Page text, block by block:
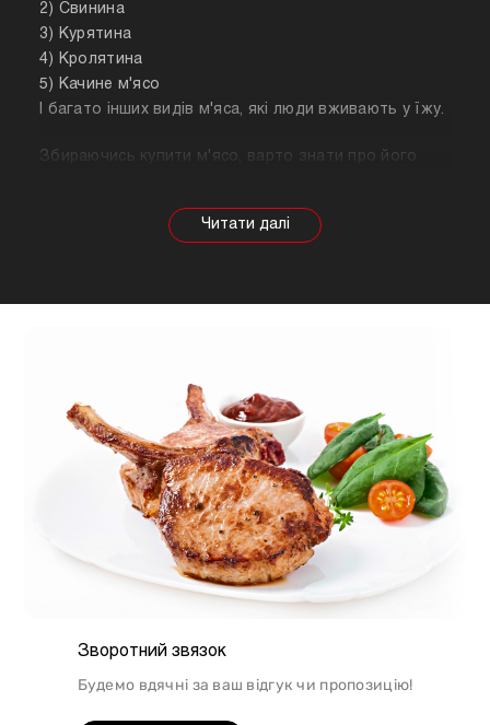
2) Свинина
3) Курятина
4) Кролятина
5) Качине м'ясо
І багато інших видів м'яса, які люди вживають у їжу.
Збираючись купити м'ясо, варто знати про його
залежності від тварини властивості продукту
будуть змінюватися, так само як рекомендації
підійде для людей, які сидять на дієті.
Зворотний звязок
Будемо вдячні за ваш відгук чи пропозицію!